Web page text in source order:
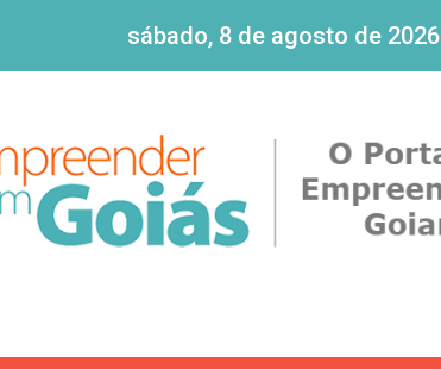
sábado, 8 de agosto de 2026